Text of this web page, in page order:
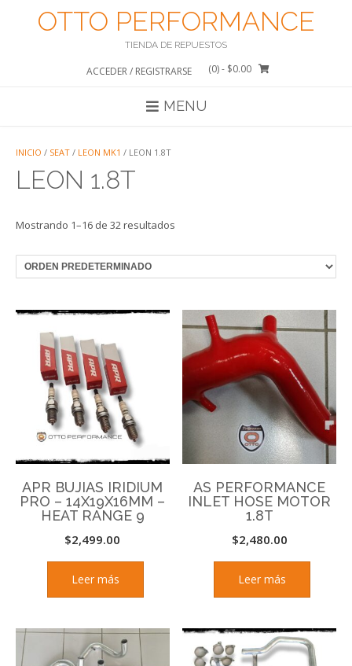
OTTO PERFORMANCE
TIENDA DE REPUESTOS
ACCEDER / REGISTRARSE (0)- $0.00
MENU
INICIO / SEAT / LEON MK1 / LEON 1.8T
LEON 1.8T
Mostrando 1–16 de 32 resultados
APR BUJIAS IRIDIUM
PRO – 14X19X16MM –
HEAT RANGE 9
$2,499.00
Leer más
AS PERFORMANCE
INLET HOSE MOTOR
1.8T
$2,480.00
Leer más